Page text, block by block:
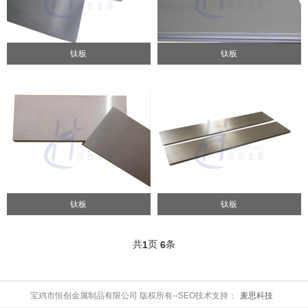
钛板 钛板
钛板 钛板
共1页 6条
宝鸡市恒创金属制品有限公司 版权所有--SEO技术支持： 麦思科技